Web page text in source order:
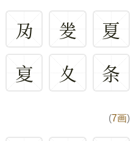
夃 夎
夏
㚆 夊 条
(7画)